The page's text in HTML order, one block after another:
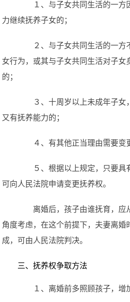
１、与子女共同生活的一方
力继续抚养子女的；
２、与子女共同生活的一方
女行为，或其与子女共同生活对子女
的；
３、十周岁以上未成年子女
又有抚养能力的；
４、有其他正当理由需要变
５、根据以上规定，只要具
可向人民法院申请变更抚养权。
离婚后，孩子由谁抚育，应
角度考虑，在这个前提下，夫妻离婚
成，可由人民法院判决。
三、抚养权争取方法
１、离婚前多照顾孩子，增